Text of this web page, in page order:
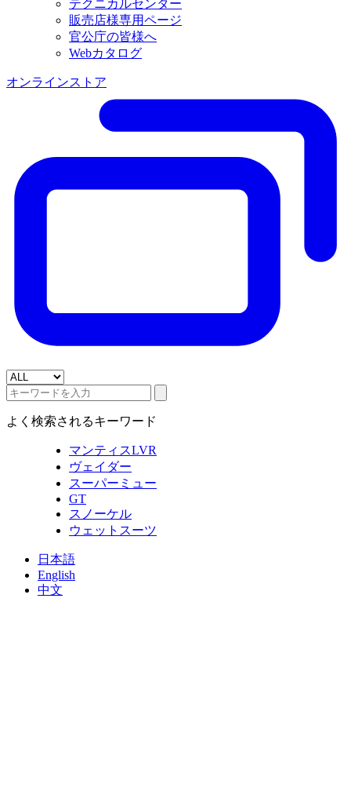
テクニカルセンター
販売店様専用ページ
官公庁の皆様へ
Webカタログ
オンラインストア
よく検索されるキーワード
マンティスLVR
ヴェイダー
スーパーミュー
GT
スノーケル
ウェットスーツ
日本語
English
中文